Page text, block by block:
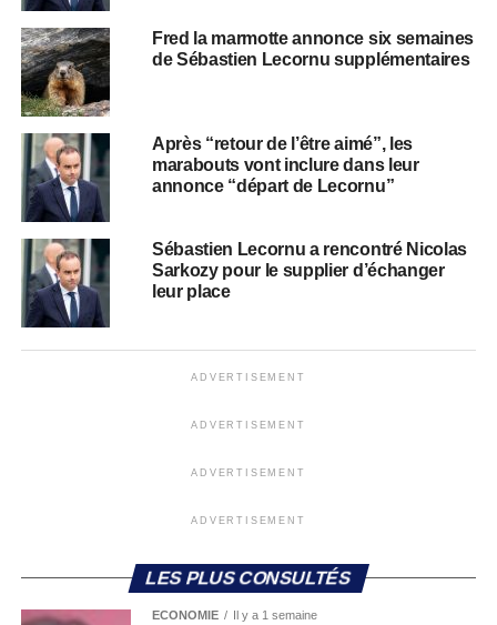
Fred la marmotte annonce six semaines
de Sébastien Lecornu supplémentaires
Après “retour de l’être aimé”, les
marabouts vont inclure dans leur
annonce “départ de Lecornu”
Sébastien Lecornu a rencontré Nicolas
Sarkozy pour le supplier d’échanger
leur place
ADVERTISEMENT
ADVERTISEMENT
ADVERTISEMENT
ADVERTISEMENT
LES PLUS CONSULTÉS
ECONOMIE Il y a 1 semaine